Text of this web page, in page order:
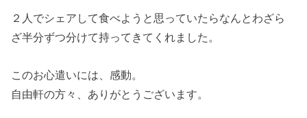
２人でシェアして食べようと思っていたらなんとわざら
ざ半分ずつ分けて持ってきてくれました。
このお心遣いには、感動。
自由軒の方々、ありがとうございます。